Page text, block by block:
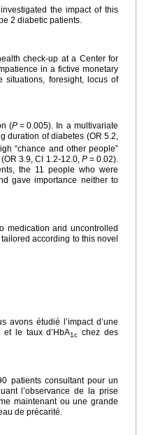
the impact of this
2 diabetic patients.
check-up at a Center for
in a fictive monetary
foresight, locus of
(P = 0.005). In a multivariate
duration of diabetes (OR 5.2,
“chance and other people”
3.9, CI 1.2-12.0,P = 0.02).
the 11 people who were
gave importance neither to
medication and uncontrolled
according to this novel
étudié l’impact d’une
le taux d’HbA1c chez des
patients consultant pour un
l’observance de la prise
maintenant ou une grande
de précarité.